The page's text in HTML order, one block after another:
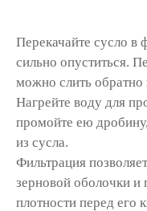
Перекачайте сусло в
сильно опуститься.
можно слить обратно
Нагрейте воду для
промойте ею
из сусла.
Фильтрация
зерновой оболочки и
плотности перед его